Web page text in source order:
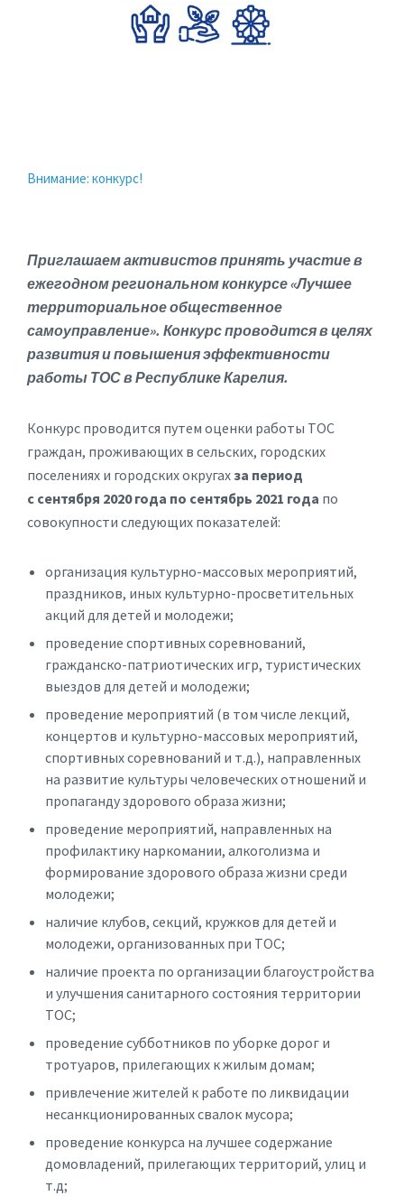
Внимание: конкурс!
Приглашаем активистов принять участие в
ежегодном региональном конкурсе «Лучшее
территориальное общественное
самоуправление». Конкурс проводится в целях
развития и повышения эффективности
работы ТОС в Республике Карелия.
Конкурс проводится путем оценки работы ТОС
граждан, проживающих в сельских, городских
поселениях и городских округах за период
с сентября 2020 года по сентябрь 2021 года по
совокупности следующих показателей:
организация культурно-массовых мероприятий,
праздников, иных культурно-просветительных
акций для детей и молодежи;
проведение спортивных соревнований,
гражданско-патриотических игр, туристических
выездов для детей и молодежи;
проведение мероприятий (в том числе лекций,
концертов и культурно-массовых мероприятий,
спортивных соревнований и т.д.), направленных
на развитие культуры человеческих отношений и
пропаганду здорового образа жизни;
проведение мероприятий, направленных на
профилактику наркомании, алкоголизма и
формирование здорового образа жизни среди
молодежи;
наличие клубов, секций, кружков для детей и
молодежи, организованных при ТОС;
наличие проекта по организации благоустройства
и улучшения санитарного состояния территории
ТОС;
проведение субботников по уборке дорог и
тротуаров, прилегающих к жилым домам;
привлечение жителей к работе по ликвидации
несанкционированных свалок мусора;
проведение конкурса на лучшее содержание
домовладений, прилегающих территорий, улиц и
т.д;